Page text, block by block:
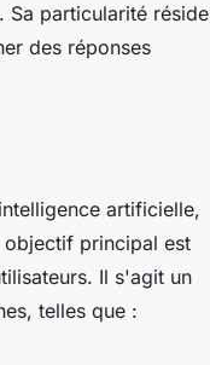
Sa particularité réside
des réponses
artificielle,
objectif principal est
Il s'agit un
telles que :